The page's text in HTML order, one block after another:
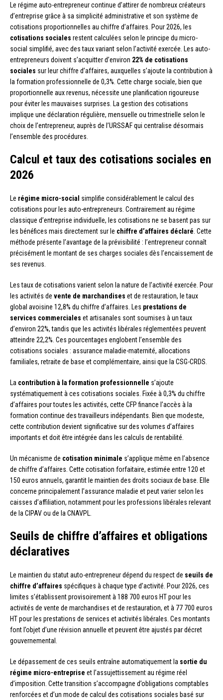
Le régime auto-entrepreneur continue d’attirer de nombreux créateurs
d’entreprise grâce à sa simplicité administrative et son système de
cotisations proportionnelles au chiffre d’affaires. Pour 2026, les
cotisations sociales restent calculées selon le principe du micro-
social simplifié, avec des taux variant selon l’activité exercée. Les auto-
entrepreneurs doivent s’acquitter d’environ 22% de cotisations
sociales sur leur chiffre d’affaires, auxquelles s’ajoute la contribution à
la formation professionnelle de 0,3%. Cette charge sociale, bien que
proportionnelle aux revenus, nécessite une planification rigoureuse
pour éviter les mauvaises surprises. La gestion des cotisations
implique une déclaration régulière, mensuelle ou trimestrielle selon le
choix de l’entrepreneur, auprès de l’URSSAF qui centralise désormais
l’ensemble des procédures.
Calcul et taux des cotisations sociales en
2026
Le régime micro-social simplifie considérablement le calcul des
cotisations pour les auto-entrepreneurs. Contrairement au régime
classique d’entreprise individuelle, les cotisations ne se basent pas sur
les bénéfices mais directement sur le chiffre d’affaires déclaré . Cette
méthode présente l’avantage de la prévisibilité : l’entrepreneur connaît
précisément le montant de ses charges sociales dès l’encaissement de
ses revenus.
Les taux de cotisations varient selon la nature de l’activité exercée. Pour
les activités de vente de marchandises et de restauration, le taux
global avoisine 12,8% du chiffre d’affaires. Les prestations de
services commerciales et artisanales sont soumises à un taux
d’environ 22%, tandis que les activités libérales réglementées peuvent
atteindre 22,2%. Ces pourcentages englobent l’ensemble des
cotisations sociales : assurance maladie-maternité, allocations
familiales, retraite de base et complémentaire, ainsi que la CSG-CRDS.
La contribution à la formation professionnelle s’ajoute
systématiquement à ces cotisations sociales. Fixée à 0,3% du chiffre
d’affaires pour toutes les activités, cette CFP finance l’accès à la
formation continue des travailleurs indépendants. Bien que modeste,
cette contribution devient significative sur des volumes d’affaires
importants et doit être intégrée dans les calculs de rentabilité.
Un mécanisme de cotisation minimale s’applique même en l’absence
de chiffre d’affaires. Cette cotisation forfaitaire, estimée entre 120 et
150 euros annuels, garantit le maintien des droits sociaux de base. Elle
concerne principalement l’assurance maladie et peut varier selon les
caisses d’affiliation, notamment pour les professions libérales relevant
de la CIPAV ou de la CNAVPL.
Seuils de chiffre d’affaires et obligations
déclaratives
Le maintien du statut auto-entrepreneur dépend du respect de seuils de
chiffre d’affaires spécifiques à chaque type d’activité. Pour 2026, ces
limites s’établissent provisoirement à 188 700 euros HT pour les
activités de vente de marchandises et de restauration, et à 77 700 euros
HT pour les prestations de services et activités libérales. Ces montants
font l’objet d’une révision annuelle et peuvent être ajustés par décret
gouvernemental.
Le dépassement de ces seuils entraîne automatiquement la sortie du
régime micro-entreprise et l’assujettissement au régime réel
d’imposition. Cette transition s’accompagne d’obligations comptables
renforcées et d’un mode de calcul des cotisations sociales basé sur